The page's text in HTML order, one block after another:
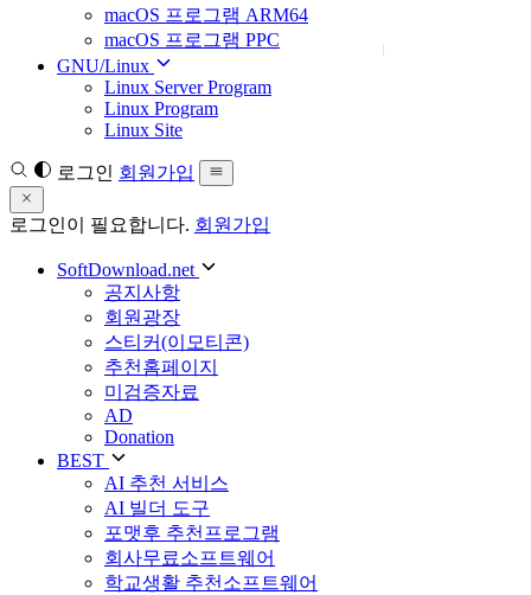
macOS 프로그램 ARM64
macOS 프로그램 PPC
GNU/Linux
Linux Server Program
Linux Program
Linux Site
로그인 회원가입
로그인이 필요합니다. 회원가입
SoftDownload.net
공지사항
회원광장
스티커(이모티콘)
추천홈페이지
미검증자료
AD
Donation
BEST
AI 추천 서비스
AI 빌더 도구
포맷후 추천프로그램
회사무료소프트웨어
학교생활 추천소프트웨어